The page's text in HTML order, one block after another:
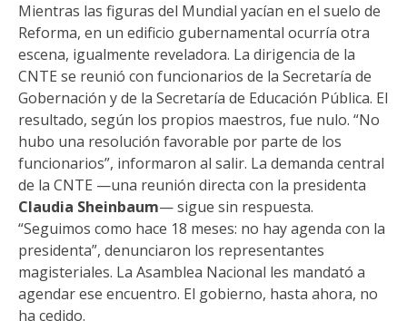
Mientras las figuras del Mundial yacían en el suelo de
Reforma, en un edificio gubernamental ocurría otra
escena, igualmente reveladora. La dirigencia de la
CNTE se reunió con funcionarios de la Secretaría de
Gobernación y de la Secretaría de Educación Pública. El
resultado, según los propios maestros, fue nulo. “No
hubo una resolución favorable por parte de los
funcionarios”, informaron al salir. La demanda central
de la CNTE —una reunión directa con la presidenta
Claudia Sheinbaum— sigue sin respuesta.
“Seguimos como hace 18 meses: no hay agenda con la
presidenta”, denunciaron los representantes
magisteriales. La Asamblea Nacional les mandató a
agendar ese encuentro. El gobierno, hasta ahora, no
ha cedido.